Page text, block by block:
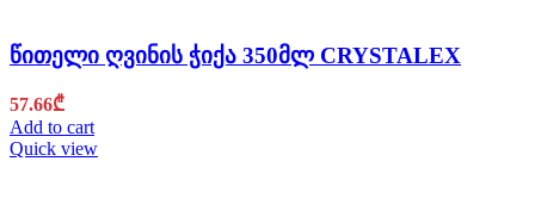
წითელი ღვინის ჭიქა 350მლ CRYSTALEX
57.66₾
Add to cart
Quick view